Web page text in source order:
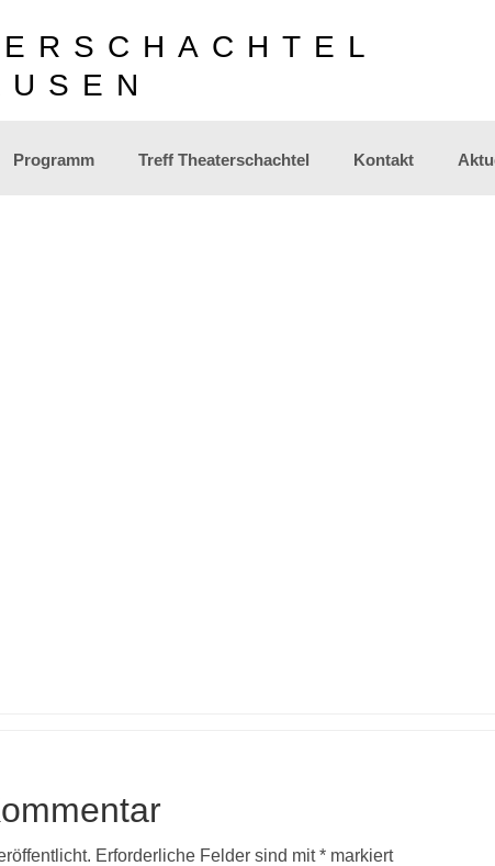
Programm Treff Theaterschachtel Kontakt
Erforderliche Felder sind mit* markiert